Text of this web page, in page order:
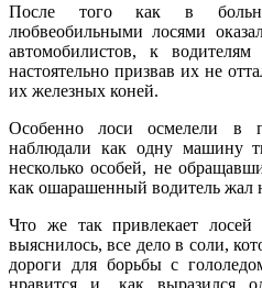
После того как в
любвеобильными лосями
автомобилистов, к водителям
настоятельно призвав их не
их железных коней.
Особенно лоси осмелели в
наблюдали как одну машину
несколько особей, не
как ошарашенный водитель жал
Что же так привлекает
выяснилось, все дело в соли,
дороги для борьбы с
нравится и, как выразился